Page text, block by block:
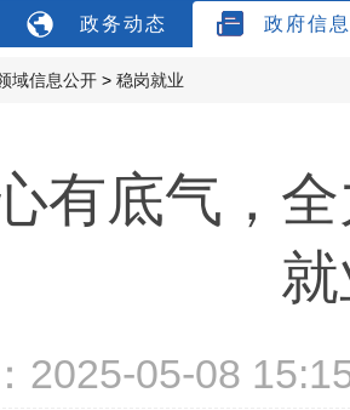
政务动态 政府信
域信息公开 > 稳岗就业
有底气，
2025-05-08